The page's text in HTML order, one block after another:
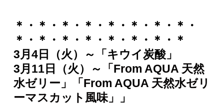
＊・＊・＊・＊・＊・＊・＊・＊・
＊・＊・＊・＊・＊・＊・＊・＊
3月4 日（火）～ 「キウイ炭酸 」
3月 11 日（火）～
「From AQUA 天然
水ゼリー」「From AQUA 天然水ゼリ
ーマスカット風味」
」